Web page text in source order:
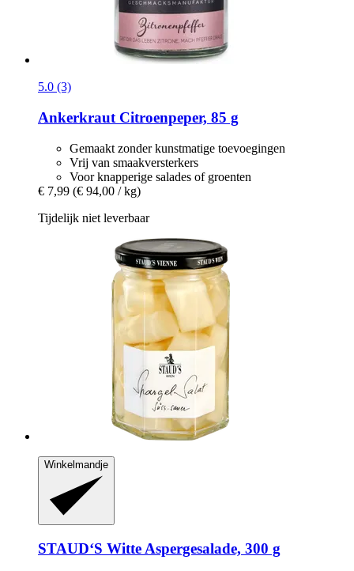
5.0 (3)
Ankerkraut Citroenpeper, 85 g
Gemaakt zonder kunstmatige toevoegingen
Vrij van smaakversterkers
Voor knapperige salades of groenten
€ 7,99 (€ 94,00 / kg)
Tijdelijk niet leverbaar
Winkelmandje
STAUD‘S Witte Aspergesalade, 300 g